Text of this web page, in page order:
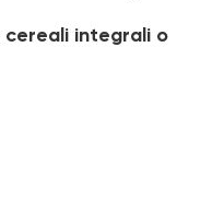
cereali integrali o